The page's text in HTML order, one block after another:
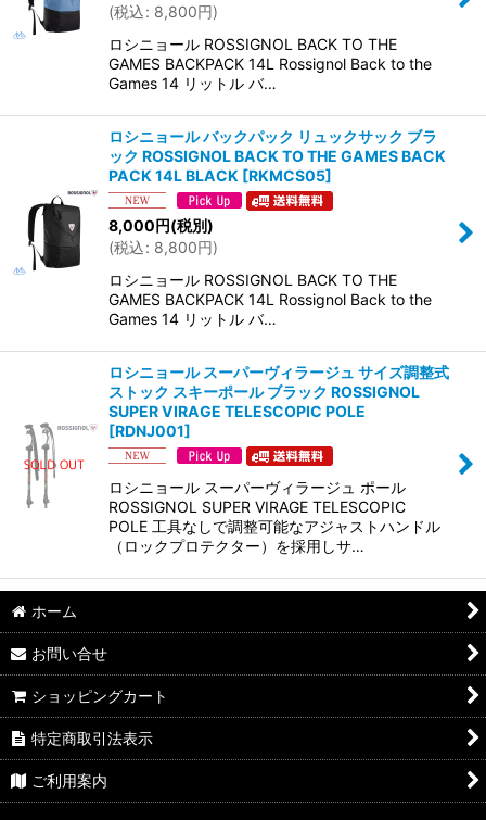
(税込: 8,800円)
ロシニョール ROSSIGNOL BACK TO THE
GAMES BACKPACK 14L Rossignol Back to the
Games 14 リットル バ…
ロシニョール バックパック リュックサック ブラ
ック ROSSIGNOL BACK TO THE GAMES BACK
PACK 14L BLACK [RKMCS05]
8,000円(税別)
(税込: 8,800円)
ロシニョール ROSSIGNOL BACK TO THE
GAMES BACKPACK 14L Rossignol Back to the
Games 14 リットル バ…
ロシニョール スーパーヴィラージュ サイズ調整式
ストック スキーポール ブラック ROSSIGNOL
SUPER VIRAGE TELESCOPIC POLE
[RDNJ001]
ロシニョール スーパーヴィラージュ ポール
ROSSIGNOL SUPER VIRAGE TELESCOPIC
POLE 工具なしで調整可能なアジャストハンドル
（ロックプロテクター）を採用しサ…
ホーム
お問い合せ
ショッピングカート
特定商取引法表示
ご利用案内